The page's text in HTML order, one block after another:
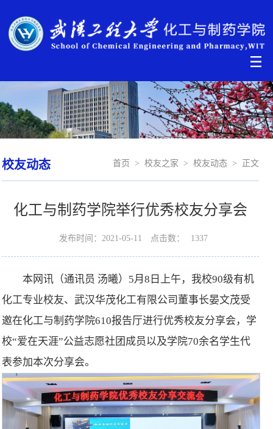
校友动态 首页 > 校友之家 > 校友动态 > 正文
化工与制药学院举行优秀校友分享会
发布时间：2021-05-11 点击数： 1337
本网讯（通讯员 汤曦）5月8日上午，我校90级有机
化工专业校友、武汉华茂化工有限公司董事长晏文茂受
邀在化工与制药学院610报告厅进行优秀校友分享会，学
校“爱在天涯”公益志愿社团成员以及学院70余名学生代
表参加本次分享会。